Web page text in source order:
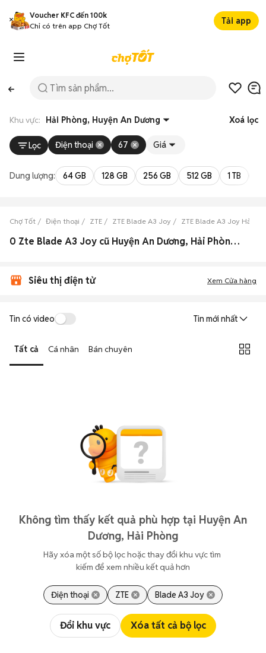
Voucher KFC đến 100k
Chỉ có trên app Chợ Tốt
Tải app
Khu vực: Hải Phòng, Huyện An Dương Xoá lọc
Lọc Điện thoại 67 Giá
Dung lượng: 64 GB 128 GB 256 GB 512 GB 1 TB
Chợ Tốt Điện thoại ZTE ZTE Blade A3 Joy ZTE Blade A3 Joy Hải
0 Zte Blade A3 Joy cũ Huyện An Dương, Hải Phòng đẹp
Siêu thị điện tử Xem Cửa hàng
Tin có video Tin mới nhất
Tất cả Cá nhân Bán chuyên
Không tìm thấy kết quả phù hợp tại Huyện An
Dương, Hải Phòng
Hãy xóa một số bộ lọc hoặc thay đổi khu vực tìm
kiếm để xem nhiều kết quả hơn
Điện thoại ZTE Blade A3 Joy
Đổi khu vực Xóa tất cả bộ lọc